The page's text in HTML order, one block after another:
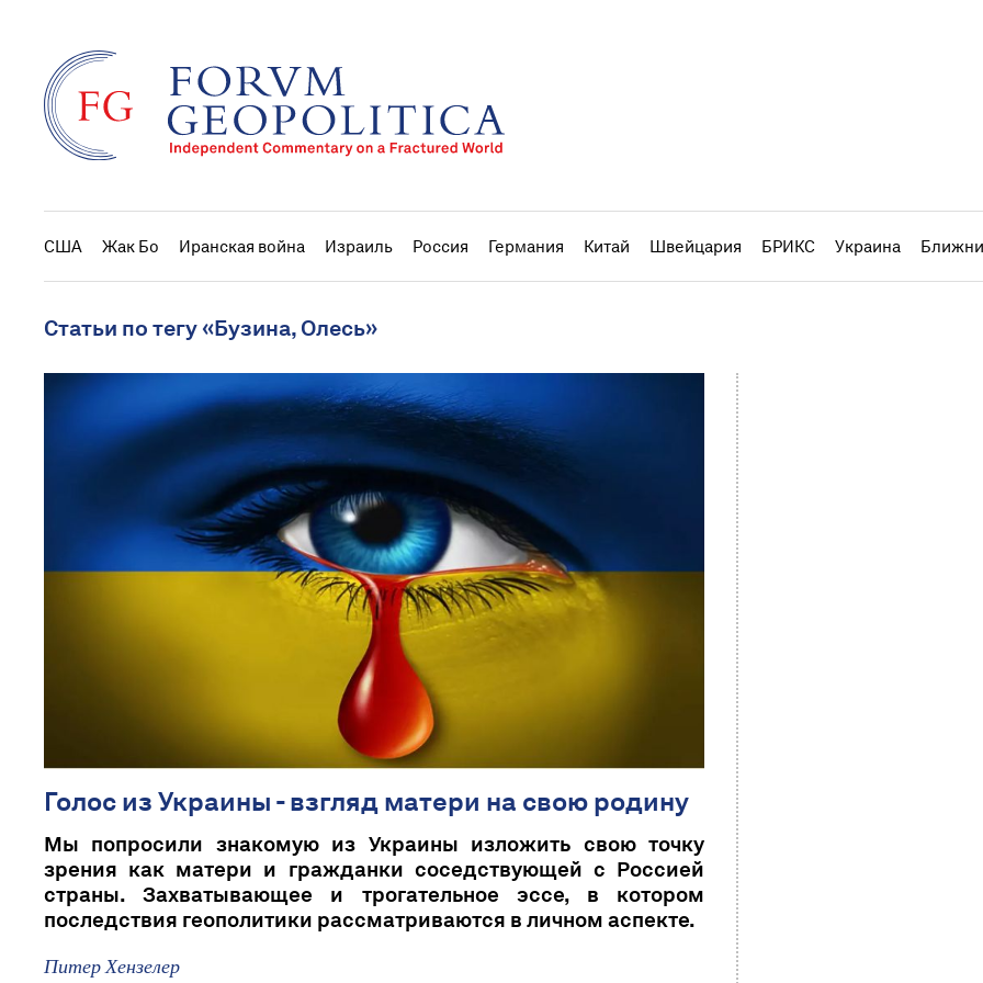
США Жак Бо Иранская война Израиль Россия Германия Китай Швейцария БРИКС Украина
Статьи по тегу «Бузина, Олесь»
Голос из Украины - взгляд матери на свою родину
Мы попросили знакомую из Украины изложить свою точку
зрения как матери и гражданки соседствующей с Россией
страны. Захватывающее и трогательное эссе, в котором
последствия геополитики рассматриваются в личном аспекте.
Питер Хензелер